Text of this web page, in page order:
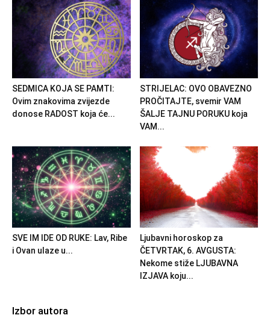
SEDMICA KOJA SE PAMTI:
Ovim znakovima zvijezde
donose RADOST koja će...
STRIJELAC: OVO OBAVEZNO
PROČITAJTE, svemir VAM
ŠALJE TAJNU PORUKU koja
VAM...
SVE IM IDE OD RUKE: Lav, Ribe
i Ovan ulaze u...
Ljubavni horoskop za
ČETVRTAK, 6. AVGUSTA:
Nekome stiže LJUBAVNA
IZJAVA koju...
Izbor autora